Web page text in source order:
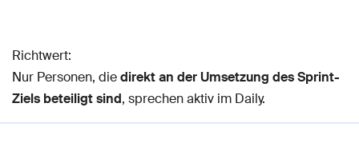
Richtwert:
Nur Personen, diedirekt an der Umsetzung des Sprint-
Ziels beteiligt sind, sprechen aktiv im Daily.